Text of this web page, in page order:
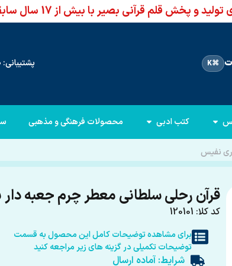
و پخش قلم قرآنی بصیر با بیش از 17 سال سابقه
⌘K پشتیبانی: 66960950-021
کتب ادبی محصولات فرهنگی و مذهبی
نفیس
قرآن رحلی سلطانی معطر چرم جعبه
کد کلا: 120101
برای مشاهده توضیحات کامل این محصول به قسمت
توضیحات تکمیلی در گزینه های زیر مراجعه کنید
شرایط: آماده ارسال